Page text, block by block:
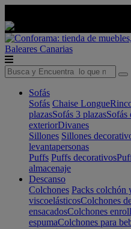
Baleares Canarias
Sofás
Sofás Chaise Longue
plazasSofás 3 plazasSofás
exteriorDivanes
Sillones Sillones
levantapersonas
Puffs Puffs decorativos
almacenaje
Descanso
Colchones Packs colchón
viscoelásticosColchones
ensacadosColchones
espumaColchones para